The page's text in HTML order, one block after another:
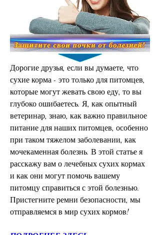
Дорогие друзья, если вы думаете, что
сухие корма - это только для питомцев,
которые могут жевать свою еду, то вы
глубоко ошибаетесь. Я, как опытный
ветеринар, знаю, как важно правильное
питание для наших питомцев, особенно
при таком тяжелом заболевании, как
мочекаменная болезнь. В этой статье я
расскажу вам о лечебных сухих кормах
и как они могут помочь вашему
питомцу справиться с этой болезнью.
Пристегните ремни безопасности, мы
отправляемся в мир сухих кормов!